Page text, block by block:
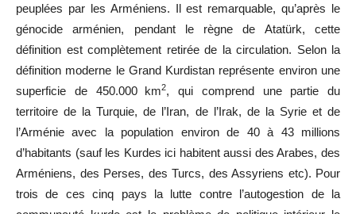
peuplées par les Arméniens. Il est remarquable, qu’après le
génocide arménien, pendant le règne de Atatürk, cette
définition est complètement retirée de la circulation. Selon la
définition moderne le Grand Kurdistan représente environ une
superficie de 450.000
km2, qui comprend une partie du
territoire de la Turquie, de l’Iran, de l’Irak, de la Syrie et de
l’Arménie avec la population environ de 40 à 43 millions
d’habitants (sauf les Kurdes ici habitent aussi des Arabes, des
Arméniens, des Perses, des Turcs, des Assyriens etc). Pour
trois de ces cinq pays la lutte contre l’autogestion de la